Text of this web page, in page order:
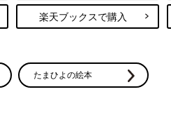
楽天ブックスで購入
たまひよの絵本